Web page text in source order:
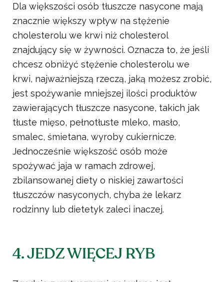
Dla większości osób tłuszcze nasycone mają
znacznie większy wpływ na stężenie
cholesterolu we krwi niż cholesterol
znajdujący się w żywności. Oznacza to, że jeśli
chcesz obniżyć stężenie cholesterolu we
krwi, najważniejszą rzeczą, jaką możesz zrobić,
jest spożywanie mniejszej ilości produktów
zawierających tłuszcze nasycone, takich jak
tłuste mięso, pełnotłuste mleko, masło,
smalec, śmietana, wyroby cukiernicze.
Jednocześnie większość osób może
spożywać jaja w ramach zdrowej,
zbilansowanej diety o niskiej zawartości
tłuszczów nasyconych, chyba że lekarz
rodzinny lub dietetyk zaleci inaczej.
4. JEDZ WIĘCEJ RYB